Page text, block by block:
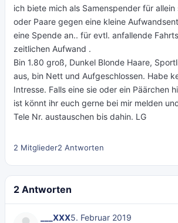
ich biete mich als Samenspender für allein
oder Paare gegen eine kleine
eine Spende an.. für evtl. anfallende
zeitlichen Aufwand .
Bin 1.80 groß, Dunkel Blonde Haare,
aus, bin Nett und Aufgeschlossen. Habe
Intresse. Falls eine sie oder ein Päärchen
ist könnt ihr euch gerne bei mir melden
Tele Nr. austauschen bis dahin. LG
2 Mitglieder2 Antworten
2 Antworten
___XXX5. Februar 2019